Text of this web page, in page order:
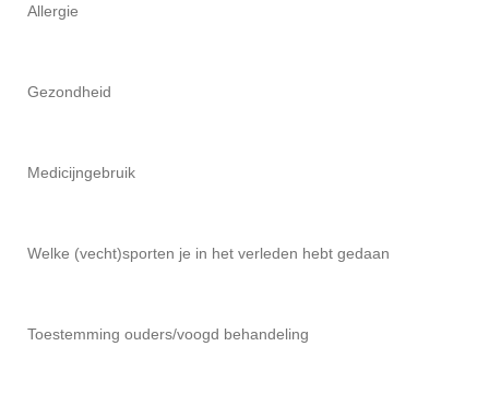
Allergie
Gezondheid
Medicijngebruik
Welke (vecht)sporten je in het verleden hebt gedaan
Toestemming ouders/voogd behandeling